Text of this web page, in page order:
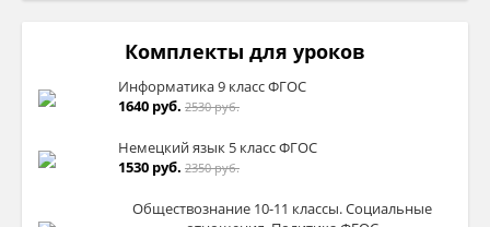
Комплекты для уроков
Информатика 9 класс ФГОС
1640 руб. 2530 руб.
Немецкий язык 5 класс ФГОС
1530 руб. 2350 руб.
Обществознание 10-11 классы. Социальные